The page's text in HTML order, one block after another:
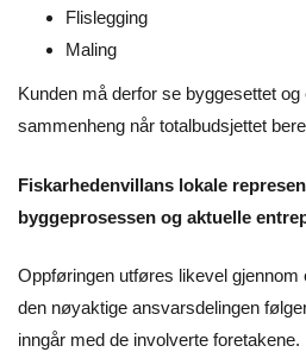
Flislegging
Maling
Kunden må derfor se byggesettet
sammenheng når totalbudsjettet
Fiskarhedenvillans lokale
byggeprosessen og aktuelle
Oppføringen utføres likevel gjennom
den nøyaktige ansvarsdelingen
inngår med de involverte foretakene.